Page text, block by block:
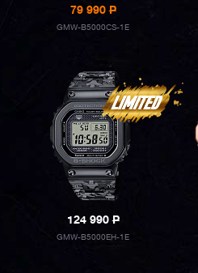
79 990P
GMW-B5000CS-1E
124 990P
GMW-B5000EH-1E